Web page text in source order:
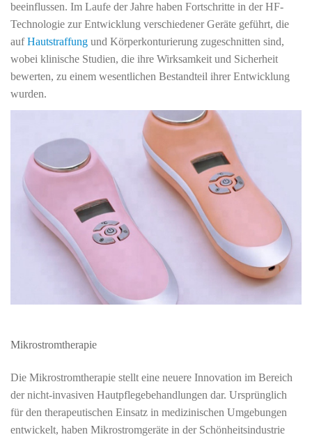
beeinflussen. Im Laufe der Jahre haben Fortschritte in der HF-
Technologie zur Entwicklung verschiedener Geräte geführt, die
aufHautstraffung und Körperkonturierung zugeschnitten sind,
wobei klinische Studien, die ihre Wirksamkeit und Sicherheit
bewerten, zu einem wesentlichen Bestandteil ihrer Entwicklung
wurden.
Mikrostromtherapie
Die Mikrostromtherapie stellt eine neuere Innovation im Bereich
der nicht-invasiven Hautpflegebehandlungen dar. Ursprünglich
für den therapeutischen Einsatz in medizinischen Umgebungen
entwickelt, haben Mikrostromgeräte in der Schönheitsindustrie